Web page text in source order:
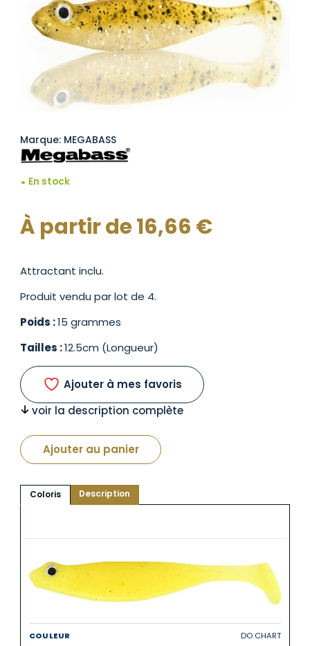
Marque: MEGABASS
En stock
À partir de16,66 €
Attractant inclu.
Produit vendu par lot de 4.
Poids :15 grammes
Tailles :12.5cm (Longueur)
Ajouter à mes favoris
voir la description complète
Ajouter au panier
Coloris Description
DO CHART